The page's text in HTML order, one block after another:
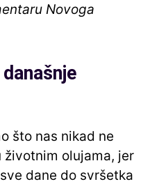
Novoga
što nas nikad ne
životnim olujama, jer
dane do svršetka